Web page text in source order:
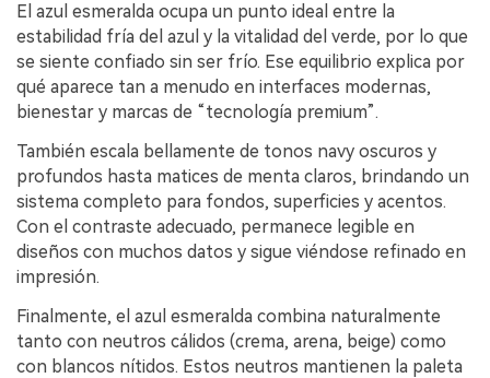
El azul esmeralda ocupa un punto ideal entre la
estabilidad fría del azul y la vitalidad del verde, por lo que
se siente confiado sin ser frío. Ese equilibrio explica por
qué aparece tan a menudo en interfaces modernas,
bienestar y marcas de “tecnología premium”.
También escala bellamente de tonos navy oscuros y
profundos hasta matices de menta claros, brindando un
sistema completo para fondos, superficies y acentos.
Con el contraste adecuado, permanece legible en
diseños con muchos datos y sigue viéndose refinado en
impresión.
Finalmente, el azul esmeralda combina naturalmente
tanto con neutros cálidos (crema, arena, beige) como
con blancos nítidos. Estos neutros mantienen la paleta